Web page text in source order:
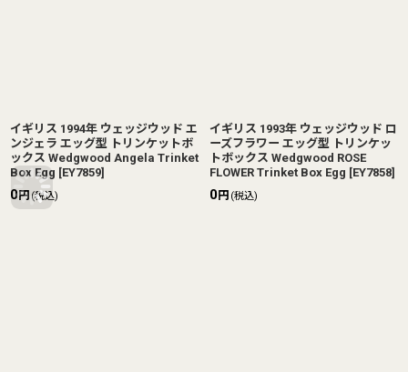
イギリス 1994年 ウェッジウッド エ
ンジェラ エッグ型 トリンケットボ
ックス Wedgwood Angela Trinket
Box Egg [EY7859]
0円 (税込)
イギリス 1993年 ウェッジウッド ロ
ーズフラワー エッグ型 トリンケッ
トボックス Wedgwood ROSE
FLOWER Trinket Box Egg [EY7858]
0円 (税込)